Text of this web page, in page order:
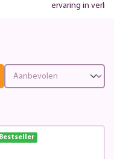
ervaring in
Bestseller